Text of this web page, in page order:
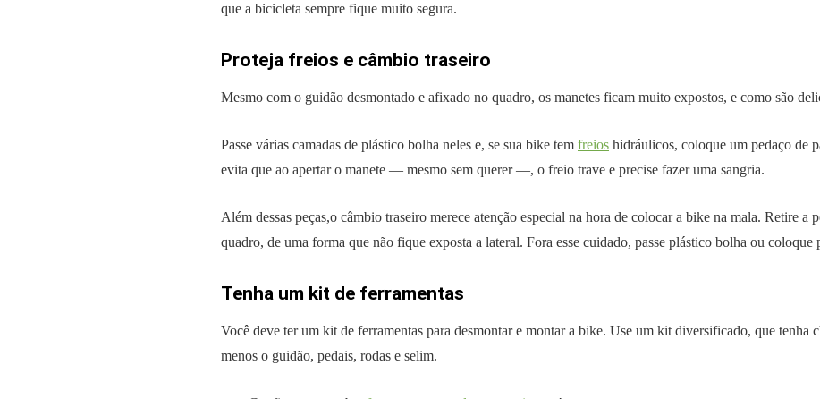
que a bicicleta sempre fique muito segura.
Proteja freios e câmbio traseiro
Mesmo com o guidão desmontado e afixado no quadro, os manetes ficam muito expostos, e como são
Passe várias camadas de plástico bolha neles e, se sua bike tem freios hidráulicos, coloque um pedaço de
evita que ao apertar o manete — mesmo sem querer —, o freio trave e precise fazer uma sangria.
Além dessas peças,o câmbio traseiro merece atenção especial na hora de colocar a bike na mala. Retire a
quadro, de uma forma que não fique exposta a lateral. Fora esse cuidado, passe plástico bolha ou coloque
Tenha um kit de ferramentas
Você deve ter um kit de ferramentas para desmontar e montar a bike. Use um kit diversificado, que tenha
menos o guidão, pedais, rodas e selim.